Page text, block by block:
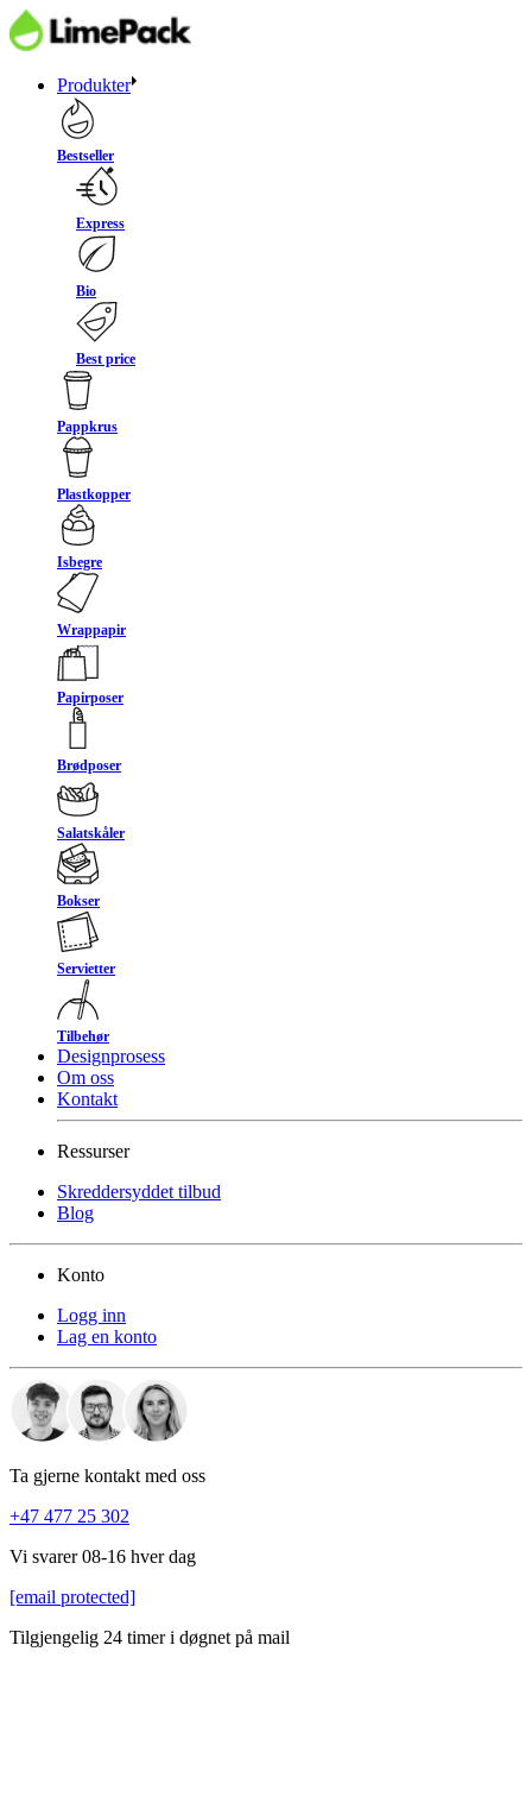
Produkter
Bestseller
Express
Bio
Best price
Pappkrus
Plastkopper
Isbegre
Wrappapir
Papirposer
Brødposer
Salatskåler
Bokser
Servietter
Tilbehør
Designprosess
Om oss
Kontakt
Ressurser
Skreddersyddet tilbud
Blog
Konto
Logg inn
Lag en konto
Ta gjerne kontakt med oss
+47 477 25 302
Vi svarer 08-16 hver dag
[email protected]
Tilgjengelig 24 timer i døgnet på mail